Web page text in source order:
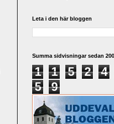
Leta i den här bloggen
Summa sidvisningar sedan
1 1 5 2 4
5
9